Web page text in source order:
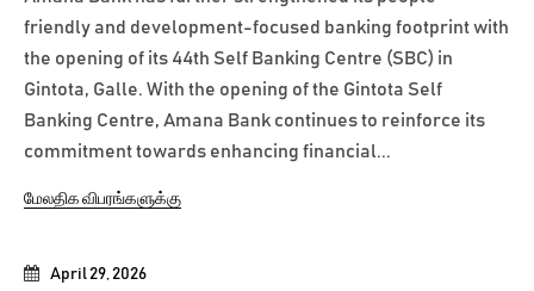
April 29, 2026
friendly and development-focused banking footprint with
the opening of its 44th Self Banking Centre (SBC) in
Gintota, Galle. With the opening of the Gintota Self
Banking Centre, Amana Bank continues to reinforce its
commitment towards enhancing financial...
மேலதிக விபரங்களுக்கு